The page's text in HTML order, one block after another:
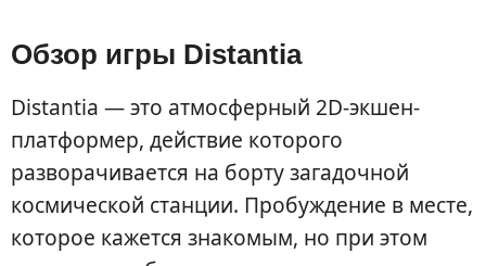
Обзор игры Distantia
Distantia — это атмосферный 2D-экшен-
платформер, действие которого
разворачивается на борту загадочной
космической станции. Пробуждение в месте,
которое кажется знакомым, но при этом